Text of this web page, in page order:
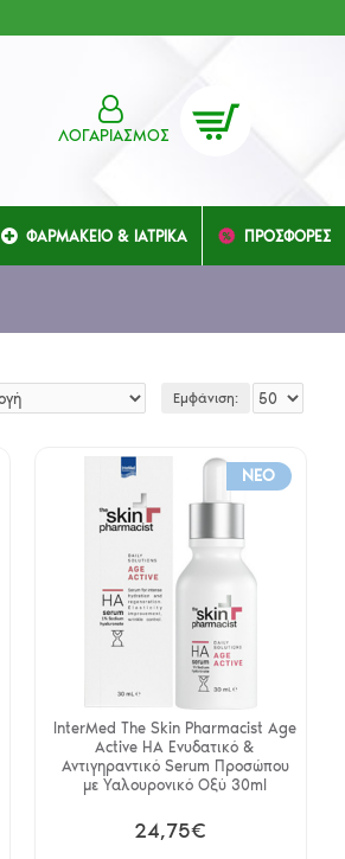
ΛΟΓΑΡΙΑΣΜΌΣ
ΦΑΡΜΑΚΕΙΟ & ΙΑΤΡΙΚΑ ΠΡΟΣΦΟΡΕΣ
Εμφάνιση:
NEO
InterMed The Skin Pharmacist Age
Active HA Ενυδατικό &
Αντιγηραντικό Serum Προσώπου
με Υαλουρονικό Οξύ 30ml
24,75€